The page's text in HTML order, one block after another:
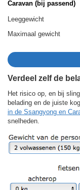
Caravan (bij passend)
Leeggewicht
Maximaal gewicht
Verdeel zelf de
Het risico op, en bij
belading en de juiste
in de Ssangyong en
snelheden.